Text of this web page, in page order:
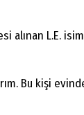
alınan L.E.
Bu kişi